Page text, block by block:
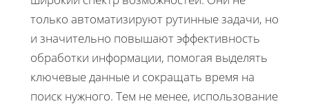
только автоматизируют рутинные задачи, но
и значительно повышают эффективность
обработки информации, помогая выделять
ключевые данные и сокращать время на
поиск нужного. Тем не менее, использование